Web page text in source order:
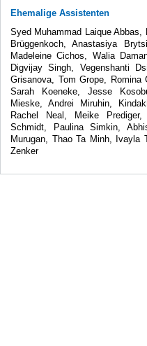
Ehemalige Assistenten
Syed Muhammad Laique
Brüggenkoch, Anastasiya
Madeleine Cichos, Walia
Digvijay Singh, Vegenshanti
Grisanova, Tom Grope, Romina
Sarah Koeneke, Jesse
Mieske, Andrei Miruhin,
Rachel Neal, Meike
Schmidt, Paulina Simkin,
Murugan, Thao Ta Minh, Ivayla
Zenker